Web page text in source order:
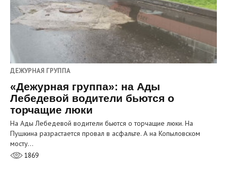
ДЕЖУРНАЯ ГРУППА
«Дежурная группа»: на Ады
Лебедевой водители бьются о
торчащие люки
На Ады Лебедевой водители бьются о торчащие люки. На
Пушкина разрастается провал в асфальте. А на Копыловском
мосту…
1869